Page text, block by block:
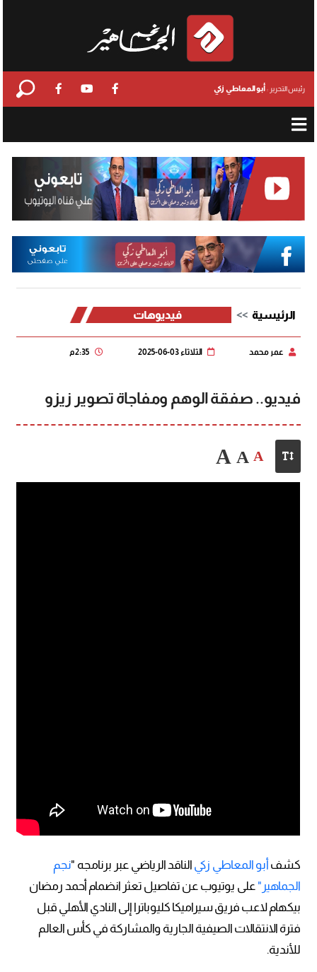
رئيس التحرير : أبو المعاطي زكي
الرئيسية فيديوهات
عمر محمد الثلاثاء 03-06-2025 2:35 م
فيديو.. صفقة الوهم ومفاجاة تصوير زيزو
A
A
A
كشفأبو المعاطي زكي الناقد الرياضي عبر برنامجه "نجم
الجماهير" على يوتيوب عن تفاصيل تعثر انضمام أحمد رمضان
بيكهام لاعب فريق سيراميكا كليوباترا إلى النادي الأهلي قبل
فترة الانتقالات الصيفية الجارية والمشاركة في كأس العالم
للأندية.